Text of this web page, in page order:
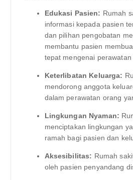
Edukasi Pasien: Rumah
informasi kepada pasien
dan pilihan pengobatan
membantu pasien
tepat mengenai perawatan
Keterlibatan Keluarga:
mendorong anggota
dalam perawatan orang
Lingkungan Nyaman:
menciptakan lingkungan
ramah bagi pasien dan
Aksesibilitas: Rumah
oleh pasien penyandang